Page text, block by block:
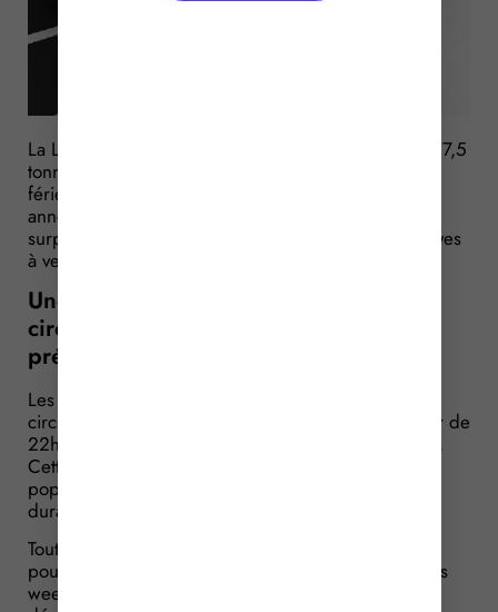
La Loi interdit les véhicules de transport de plus de 7,5
tonnes de circuler durant les dimanches et les jours
fériés. Pourtant, cette interdiction sera levée cette
année. La dérogation a pour source un motif
surprenant : les élections présidentielles et législatives
à venir…
Une dérogation à l’interdiction de
circuler… grâce aux élections
présidentielles et législatives !
Les transports de marchandises sont interdits de
circuler les samedis et veilles de jours fériés à partir de
22h et ce jusqu’à 22h les dimanches et jours fériés.
Cette interdiction a pour objectif la sécurité de la
population qui se déplace beaucoup sur les routes
durant ces périodes.
Toutefois, en cette année 2017, les transporteurs
pourront effectuer des déplacements durant certains
week-ends et jours fériés. La raison de cette